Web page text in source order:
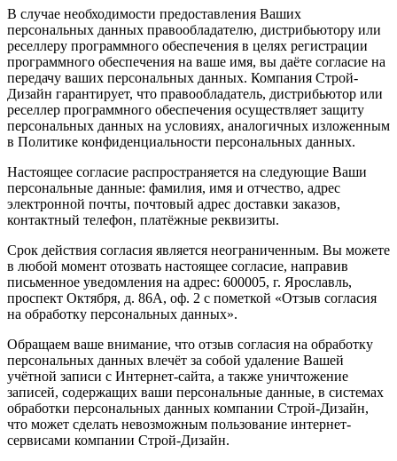
В случае необходимости предоставления Ваших
персональных данных правообладателю, дистрибьютору или
реселлеру программного обеспечения в целях регистрации
программного обеспечения на ваше имя, вы даёте согласие на
передачу ваших персональных данных. Компания Строй-
Дизайн гарантирует, что правообладатель, дистрибьютор или
реселлер программного обеспечения осуществляет защиту
персональных данных на условиях, аналогичных изложенным
в Политике конфиденциальности персональных данных.
Настоящее согласие распространяется на следующие Ваши
персональные данные: фамилия, имя и отчество, адрес
электронной почты, почтовый адрес доставки заказов,
контактный телефон, платёжные реквизиты.
Срок действия согласия является неограниченным. Вы можете
в любой момент отозвать настоящее согласие, направив
письменное уведомления на адрес: 600005, г. Ярославль,
проспект Октября, д. 86А, оф. 2 с пометкой «Отзыв согласия
на обработку персональных данных».
Обращаем ваше внимание, что отзыв согласия на обработку
персональных данных влечёт за собой удаление Вашей
учётной записи с Интернет-сайта, а также уничтожение
записей, содержащих ваши персональные данные, в системах
обработки персональных данных компании Строй-Дизайн,
что может сделать невозможным пользование интернет-
сервисами компании Строй-Дизайн.